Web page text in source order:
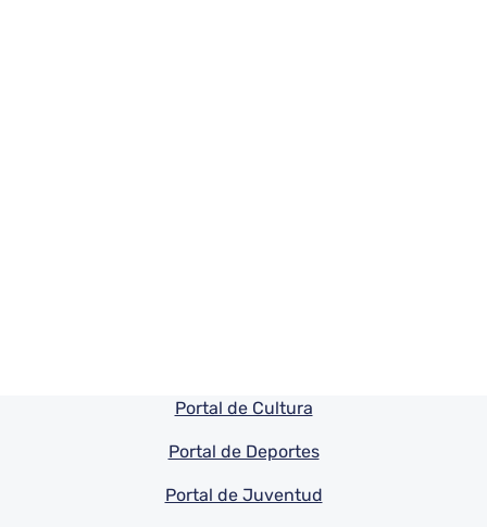
Pie de pagina información
Portal de Cultura
Portal de Deportes
Portal de Juventud